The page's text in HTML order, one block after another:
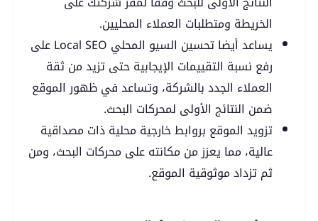
الخريطة ومتطلبات العملاء المحليين.
يساعد أيضا تحسين السيو المحلي Local SEO على
رفع نسبة التقييمات الإيجابية حتى تزيد من ثقة
العملاء الجدد بالشركة، وتساعد في ظهور الموقع
ضمن النتائج الأولى لمحركات البحث.
تزويد الموقع بروابط خارجية محلية ذات مصداقية
عالية، مما يعزز من مكانته على محركات البحث، ومن
ثم تزداد موثوقية الموقع.